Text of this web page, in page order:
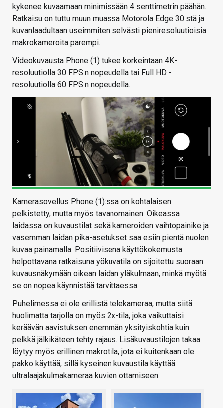
kykenee kuvaamaan minimissään 4 senttimetrin päähän.
Ratkaisu on tuttu muun muassa Motorola Edge 30:stä ja
kuvanlaadultaan useimmiten selvästi pieniresoluutioisia
makrokameroita parempi.
Videokuvausta Phone (1) tukee korkeintaan 4K-
resoluutiolla 30 FPS:n nopeudella tai Full HD -
resoluutiolla 60 FPS:n nopeudella.
Kamerasovellus Phone (1):ssa on kohtalaisen
pelkistetty, mutta myös tavanomainen: Oikeassa
laidassa on kuvaustilat sekä kameroiden vaihtopainike ja
vasemman laidan pika-asetukset saa esiin pientä nuolen
kuvaa painamalla. Positiivisena käyttökokemusta
helpottavana ratkaisuna yökuvatila on sijoitettu suoraan
kuvausnäkymään oikean laidan yläkulmaan, minkä myötä
se on nopea käynnistää tarvittaessa.
Puhelimessa ei ole erillistä telekameraa, mutta siitä
huolimatta tarjolla on myös 2x-tila, joka vaikuttaisi
keräävän aavistuksen enemmän yksityiskohtia kuin
pelkkä jälkikäteen tehty rajaus. Lisäkuvaustilojen takaa
löytyy myös erillinen makrotila, jota ei kuitenkaan ole
pakko käyttää, sillä kyseinen kuvaustila käyttää
ultralaajakulmakameraa kuvien ottamiseen.